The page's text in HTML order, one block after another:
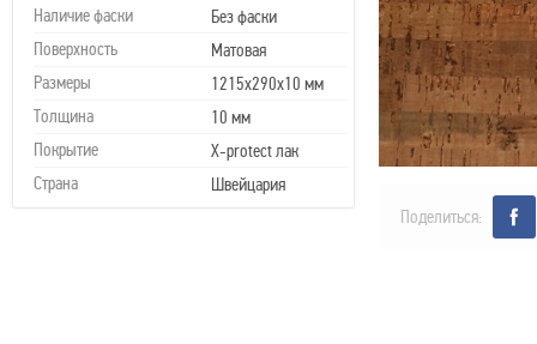
Наличие фаски
Без фаски
Поверхность
Матовая
Размеры
1215х290х10 мм
Толщина
10 мм
Покрытие
X-protect лак
Страна
Швейцария
Поделиться: